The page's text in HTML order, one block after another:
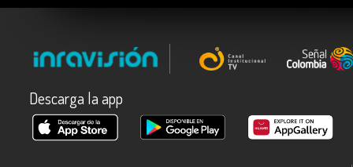
Descarga la app